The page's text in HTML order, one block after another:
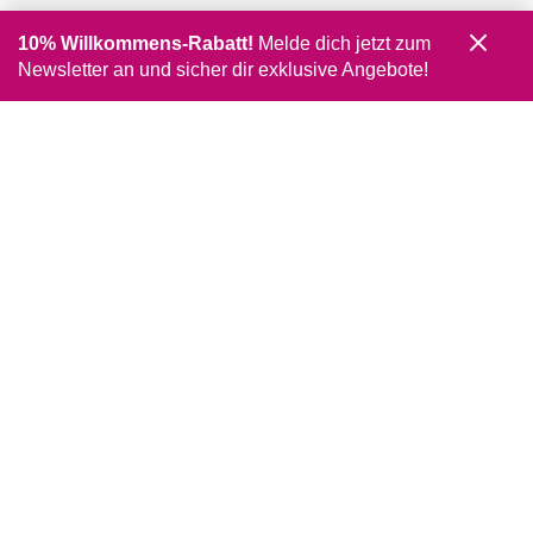
10% Willkommens-Rabatt! Melde dich jetzt zum
Newsletter an und sicher dir exklusive Angebote!